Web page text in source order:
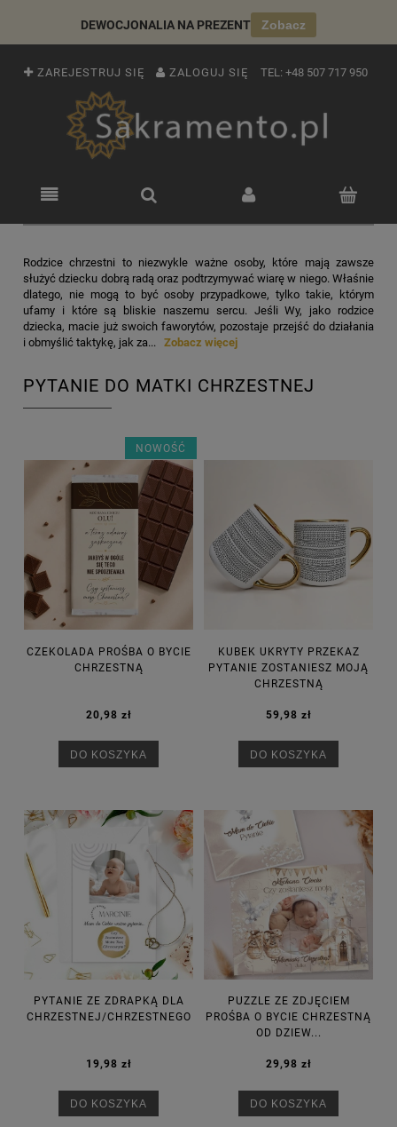
DEWOCJONALIA NA PREZENT Zobacz
ZAREJESTRUJ SIĘ ZALOGUJ SIĘ TEL: +48 507 717 950
Rodzice chrzestni to niezwykle ważne osoby, które mają zawsze
służyć dziecku dobrą radą oraz podtrzymywać wiarę w niego. Właśnie
dlatego, nie mogą to być osoby przypadkowe, tylko takie, którym
ufamy i które są bliskie naszemu sercu. Jeśli Wy, jako rodzice
dziecka, macie już swoich faworytów, pozostaje przejść do działania
i obmyślić taktykę, jak za... Zobacz więcej
PYTANIE DO MATKI CHRZESTNEJ
CZEKOLADA PROŚBA O BYCIE
CHRZESTNĄ
20,98 zł
DO KOSZYKA
NOWOŚĆ
KUBEK UKRYTY PRZEKAZ
PYTANIE ZOSTANIESZ MOJĄ
CHRZESTNĄ
59,98 zł
DO KOSZYKA
PYTANIE ZE ZDRAPKĄ DLA
CHRZESTNEJ/CHRZESTNEGO
19,98 zł
DO KOSZYKA
PUZZLE ZE ZDJĘCIEM
PROŚBA O BYCIE CHRZESTNĄ
OD DZIEW...
29,98 zł
DO KOSZYKA